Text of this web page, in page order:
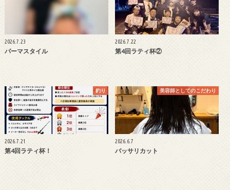
2026.7.23
パーマスタイル
2026.7.22
第4回ラティ杯②
釣り
2026.7.21
第4回ラティ杯！
美容師としてのこだわり
2026.6.7
バッサリカット